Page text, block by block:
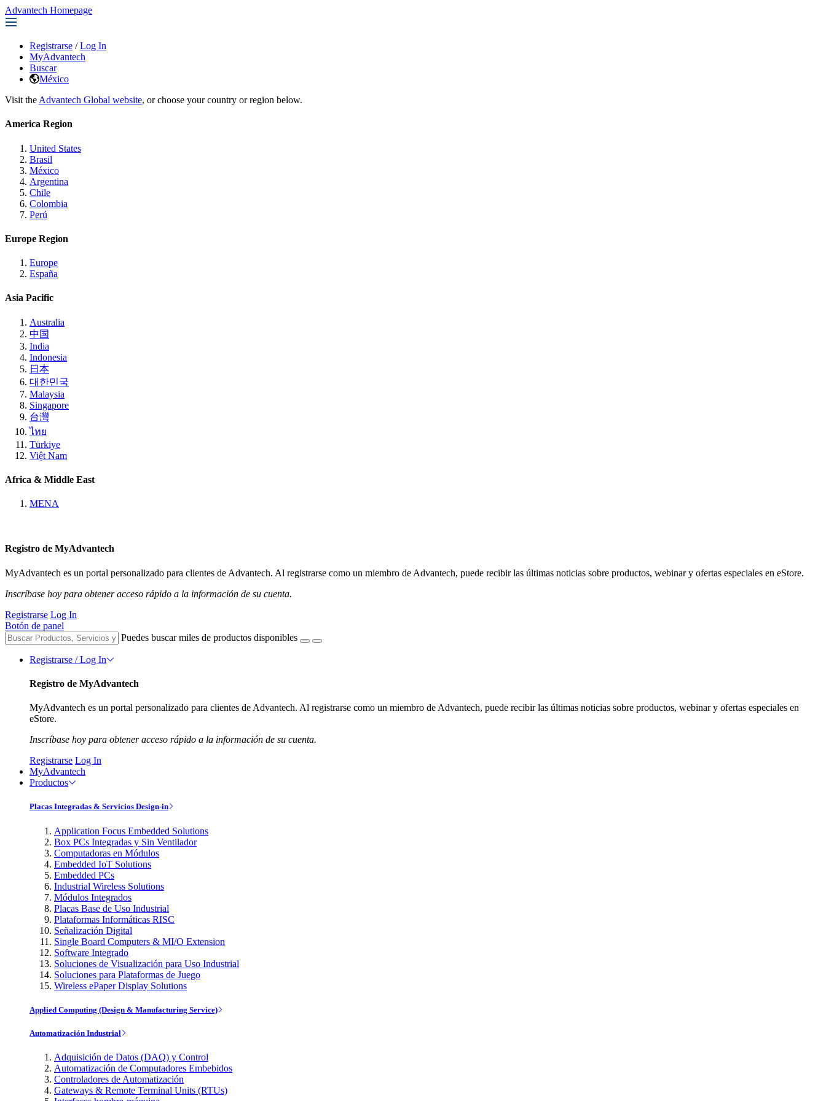
Advantech Homepage
Registrarse / Log In
MyAdvantech
Buscar
México
Visit the Advantech Global website, or choose your country or region below.
America Region
United States
Brasil
México
Argentina
Chile
Colombia
Perú
Europe Region
Europe
España
Asia Pacific
Australia
中国
India
Indonesia
日本
대한민국
Malaysia
Singapore
台灣
ไทย
Türkiye
Việt Nam
Africa & Middle East
MENA
Registro de MyAdvantech
MyAdvantech es un portal personalizado para clientes de Advantech. Al registrarse como un miembro de Advantech, puede recibir las últimas noticias sobre productos, webinar y ofertas especiales en eStore.
Inscríbase hoy para obtener acceso rápido a la información de su cuenta.
Registrarse Log In
Botón de panel
Puedes buscar miles de productos disponibles
Registrarse / Log In
Registro de MyAdvantech
MyAdvantech es un portal personalizado para clientes de Advantech. Al registrarse como un miembro de Advantech, puede recibir las últimas noticias sobre productos, webinar y ofertas especiales en
eStore.
Inscríbase hoy para obtener acceso rápido a la información de su cuenta.
Registrarse Log In
MyAdvantech
Productos
Placas Integradas & Servicios Design-in
Application Focus Embedded Solutions
Box PCs Integradas y Sin Ventilador
Computadoras en Módulos
Embedded IoT Solutions
Embedded PCs
Industrial Wireless Solutions
Módulos Integrados
Placas Base de Uso Industrial
Plataformas Informáticas RISC
Señalización Digital
Single Board Computers & MI/O Extension
Software Integrado
Soluciones de Visualización para Uso Industrial
Soluciones para Plataformas de Juego
Wireless ePaper Display Solutions
Applied Computing (Design & Manufacturing Service)
Automatización Industrial
Adquisición de Datos (DAQ) y Control
Automatización de Computadores Embebidos
Controladores de Automatización
Gateways & Remote Terminal Units (RTUs)